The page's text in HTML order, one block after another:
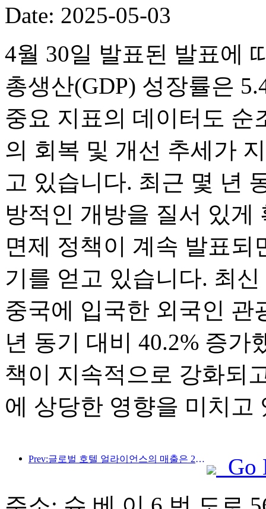
Date: 2025-05-03
4월 30일 발표된 발표에
총생산(GDP) 성장률은
중요 지표의 데이터도 순
의 회복 및 개선 추세가
고 있습니다. 최근 몇 년
방적인 개방을 질서 있게
면제 정책이 계속 발표
기를 얻고 있습니다. 최
중국에 입국한 외국인 관
년 동기 대비 40.2% 증가
책이 지속적으로 강화되
에 상당한 영향을 미치고
Prev:글로벌 호텔 얼라이언스의 매출은 2025년 1분기에 15% 성장할 것으로 예상됩니다.
Go